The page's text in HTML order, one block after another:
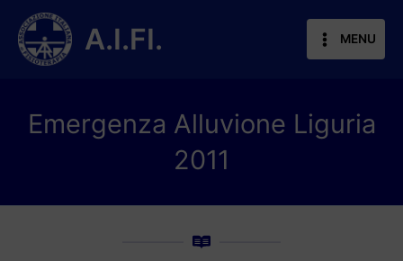
contenuto
A.I.FI. MENU
Emergenza Alluvione Liguria
2011